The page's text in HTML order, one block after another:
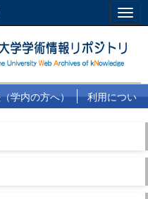
学内の方へ）
利用につい